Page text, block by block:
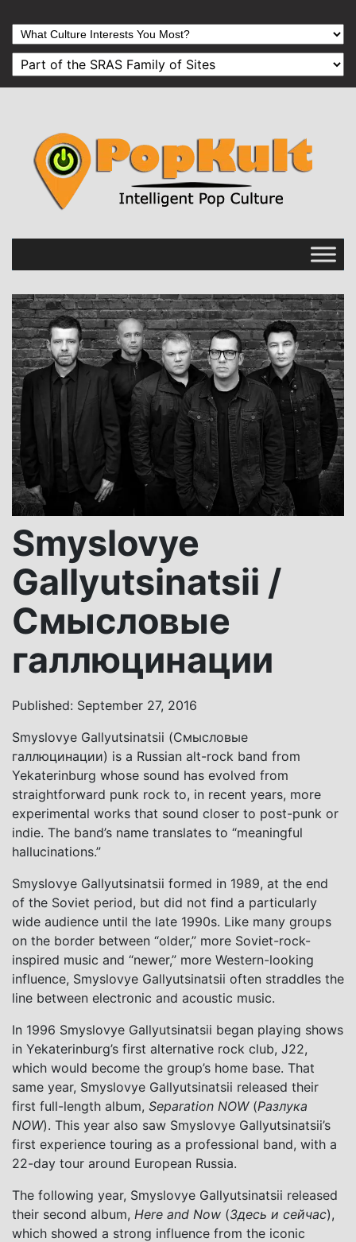
Smyslovye
Gallyutsinatsii /
Смысловые
галлюцинации
Published: September 27, 2016
Smyslovye Gallyutsinatsii (Смысловые
галлюцинации) is a Russian alt-rock band from
Yekaterinburg whose sound has evolved from
straightforward punk rock to, in recent years, more
experimental works that sound closer to post-punk or
indie. The band’s name translates to “meaningful
hallucinations.”
Smyslovye Gallyutsinatsii formed in 1989, at the end
of the Soviet period, but did not find a particularly
wide audience until the late 1990s. Like many groups
on the border between “older,” more Soviet-rock-
inspired music and “newer,” more Western-looking
influence, Smyslovye Gallyutsinatsii often straddles the
line between electronic and acoustic music.
In 1996 Smyslovye Gallyutsinatsii began playing shows
in Yekaterinburg’s first alternative rock club, J22,
which would become the group’s home base. That
same year, Smyslovye Gallyutsinatsii released their
first full-length album, Separation NOW(Разлука
NOW). This year also saw Smyslovye Gallyutsinatsii’s
first experience touring as a professional band, with a
22-day tour around European Russia.
The following year, Smyslovye Gallyutsinatsii released
their second album, Here and Now (Здесь и сейчас),
which showed a strong influence from the iconic